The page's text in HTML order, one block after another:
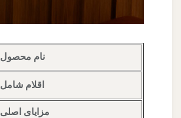
نام محصول
اقلام شامل
مزایای اصلی